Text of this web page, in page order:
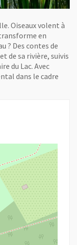
Oiseaux volent à
en
? Des contes de
de sa rivière, suivis
du Lac. Avec
dans le cadre